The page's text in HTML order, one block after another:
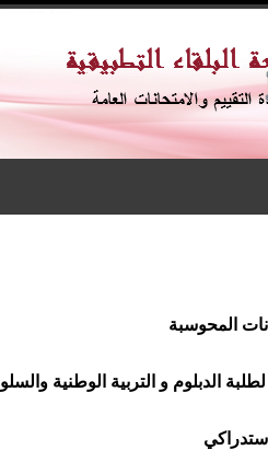
المحوسبة
الدبلوم و التربية الوطنية